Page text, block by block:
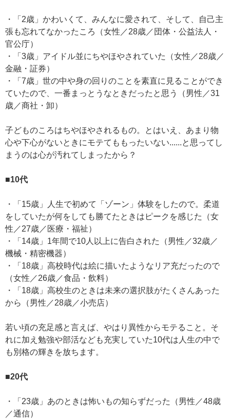
・「2歳」かわいくて、みんなに愛されて、そして、自己主
張も忘れてなかったころ（女性／28歳／団体・公益法人・
官公庁）
・「3歳」アイドル並にちやほやされていた（女性／28歳／
金融・証券）
・「7歳」世の中や身の回りのことを素直に見ることができ
ていたので、一番まっとうなときだったと思う（男性／31
歳／商社・卸）
子どものころはちやほやされるもの。とはいえ、あまり物
心や下心がないときにモテてももったいない......と思ってし
まうのは心が汚れてしまったから？
■10代
・「15歳」人生で初めて「ゾーン」体験をしたので。柔道
をしていたが何をしても勝てたときはピークを感じた（女
性／27歳／医療・福祉）
・「14歳」1年間で10人以上に告白された（男性／32歳／
機械・精密機器）
・「18歳」高校時代は絵に描いたようなリア充だったので
（女性／26歳／食品・飲料）
・「18歳」高校生のときは未来の選択肢がたくさんあった
から（男性／28歳／小売店）
若い頃の充足感と言えば、やはり異性からモテること。そ
れに加え勉強や部活なども充実していた10代は人生の中で
も別格の輝きを放ちます。
■20代
・「23歳」あのときは怖いもの知らずだった（男性／48歳
／通信）